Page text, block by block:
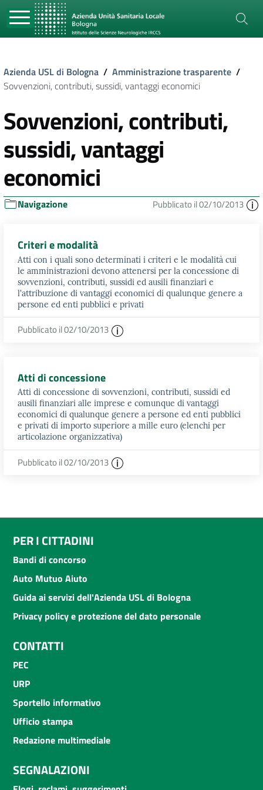
Azienda USL di Bologna / Amministrazione trasparente /
Sovvenzioni, contributi, sussidi, vantaggi economici
Sovvenzioni, contributi,
sussidi, vantaggi
economici
Navigazione Pubblicato il 02/10/2013
Criteri e modalità
Atti con i quali sono determinati i criteri e le modalità cui
le amministrazioni devono attenersi per la concessione di
sovvenzioni, contributi, sussidi ed ausili finanziari e
l'attribuzione di vantaggi economici di qualunque genere a
persone ed enti pubblici e privati
Pubblicato il 02/10/2013
Atti di concessione
Atti di concessione di sovvenzioni, contributi, sussidi ed
ausili finanziari alle imprese e comunque di vantaggi
economici di qualunque genere a persone ed enti pubblici
e privati di importo superiore a mille euro (elenchi per
articolazione organizzativa)
Pubblicato il 02/10/2013
PER I CITTADINI
Bandi di concorso
Auto Mutuo Aiuto
Guida ai servizi dell'Azienda USL di Bologna
Privacy policy e protezione del dato personale
CONTATTI
PEC
URP
Sportello informativo
Ufficio stampa
Redazione multimediale
SEGNALAZIONI